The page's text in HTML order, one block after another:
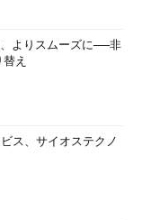
よりスムーズに──非
え
ス、サイオステクノ